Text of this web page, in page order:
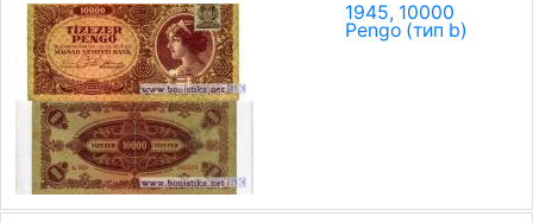
1945, 10000
Pengo (тип b)